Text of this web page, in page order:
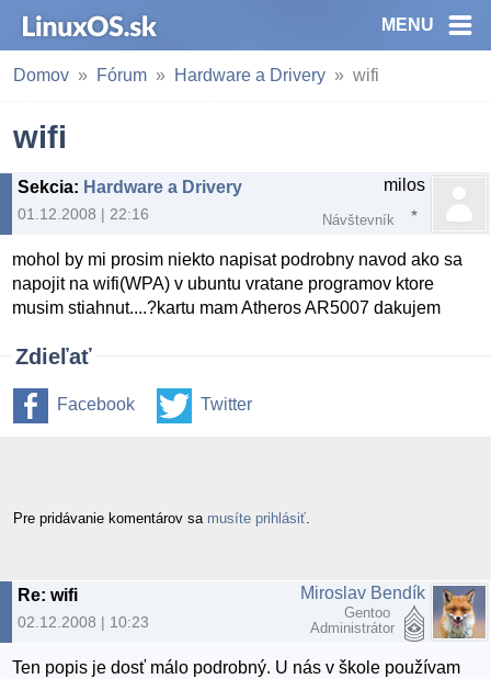
MENU
Domov Fórum Hardware a Drivery wifi
wifi
Sekcia: Hardware a Drivery
01.12.2008 | 22:16
milos
Návštevník
mohol by mi prosim niekto napisat podrobny navod ako sa
napojit na wifi(WPA) v ubuntu vratane programov ktore
musim stiahnut....?kartu mam Atheros AR5007 dakujem
Zdieľať
Facebook Twitter
Pre pridávanie komentárov sa musíte prihlásiť
Re: wifi
02.12.2008 | 10:23
Miroslav Bendík
Gentoo
Administrátor
Ten popis je dosť málo podrobný. U nás v škole používam